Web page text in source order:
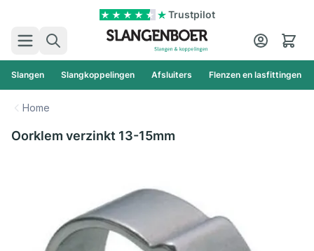
Trustpilot
Zoek
Cart
Slangen Slangkoppelingen Afsluiters Flenzen en lasfittingen
Home
Oorklem verzinkt 13-15mm